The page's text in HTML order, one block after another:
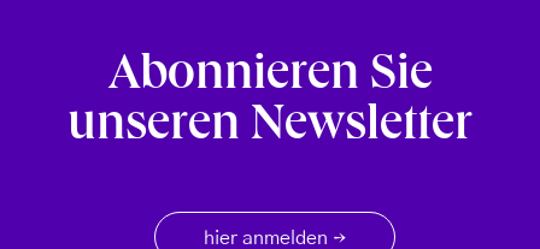
Abonnieren Sie
unseren Newsletter
hier anmelden →